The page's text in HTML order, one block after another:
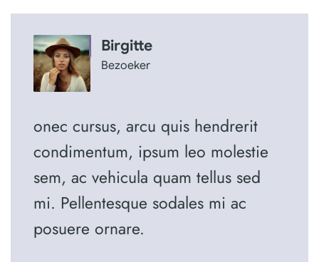
Birgitte
Bezoeker
onec cursus, arcu quis hendrerit
condimentum, ipsum leo molestie
sem, ac vehicula quam tellus sed
mi. Pellentesque sodales mi ac
posuere ornare.